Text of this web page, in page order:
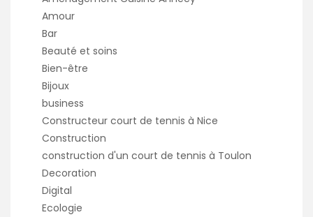
Amour
Bar
Beauté et soins
Bien-être
Bijoux
business
Constructeur court de tennis à Nice
Construction
construction d'un court de tennis à Toulon
Decoration
Digital
Ecologie